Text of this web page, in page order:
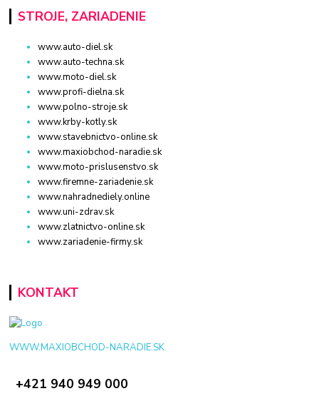
STROJE, ZARIADENIE
www.auto-diel.sk
www.auto-techna.sk
www.moto-diel.sk
www.profi-dielna.sk
www.polno-stroje.sk
www.krby-kotly.sk
www.stavebnictvo-online.sk
www.maxiobchod-naradie.sk
www.moto-prislusenstvo.sk
www.firemne-zariadenie.sk
www.nahradnediely.online
www.uni-zdrav.sk
www.zlatnictvo-online.sk
www.zariadenie-firmy.sk
KONTAKT
WWW.MAXIOBCHOD-NARADIE.SK
+421 940 949 000